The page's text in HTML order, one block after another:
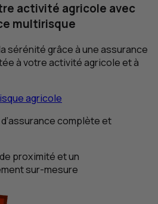
activité agricole avec
multirisque
sérénité grâce à une assurance
à votre activité agricole et à
agricole
complète et
proximité et un
sur-mesure